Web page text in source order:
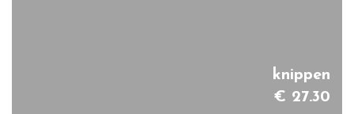
knippen
€ 27.30